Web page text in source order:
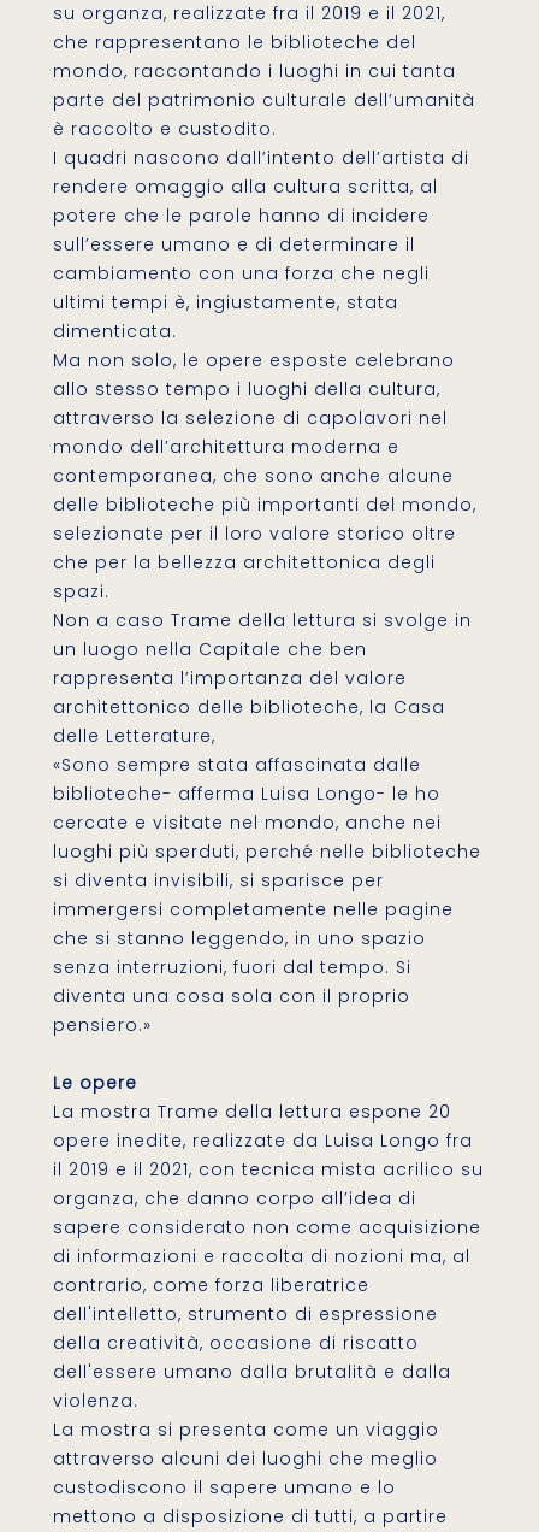
su organza, realizzate fra il 2019 e il 2021,
che rappresentano le biblioteche del
mondo, raccontando i luoghi in cui tanta
parte del patrimonio culturale dell’umanità
è raccolto e custodito.
I quadri nascono dall’intento dell’artista di
rendere omaggio alla cultura scritta, al
potere che le parole hanno di incidere
sull’essere umano e di determinare il
cambiamento con una forza che negli
ultimi tempi è, ingiustamente, stata
dimenticata.
Ma non solo, le opere esposte celebrano
allo stesso tempo i luoghi della cultura,
attraverso la selezione di capolavori nel
mondo dell’architettura moderna e
contemporanea, che sono anche alcune
delle biblioteche più importanti del mondo,
selezionate per il loro valore storico oltre
che per la bellezza architettonica degli
spazi.
Non a caso Trame della lettura si svolge in
un luogo nella Capitale che ben
rappresenta l’importanza del valore
architettonico delle biblioteche, la Casa
delle Letterature,
«Sono sempre stata affascinata dalle
biblioteche- afferma Luisa Longo- le ho
cercate e visitate nel mondo, anche nei
luoghi più sperduti, perché nelle biblioteche
si diventa invisibili, si sparisce per
immergersi completamente nelle pagine
che si stanno leggendo, in uno spazio
senza interruzioni, fuori dal tempo. Si
diventa una cosa sola con il proprio
pensiero.»
Le opere
La mostra Trame della lettura espone 20
opere inedite, realizzate da Luisa Longo fra
il 2019 e il 2021, con tecnica mista acrilico su
organza, che danno corpo all’idea di
sapere considerato non come acquisizione
di informazioni e raccolta di nozioni ma, al
contrario, come forza liberatrice
dell'intelletto, strumento di espressione
della creatività, occasione di riscatto
dell'essere umano dalla brutalità e dalla
violenza.
La mostra si presenta come un viaggio
attraverso alcuni dei luoghi che meglio
custodiscono il sapere umano e lo
mettono a disposizione di tutti, a partire